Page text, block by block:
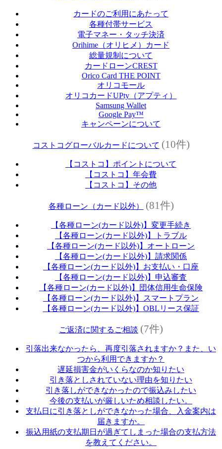
カードのご利用にあたって
各種付帯サービス
電子マネー・タッチ決済
Orihime（オリヒメ）カード
総量規制について
カードローンCREST
Orico Card THE POINT
オリコモール
オリコカードUPty（アプティ）
Samsung Wallet
Google Pay™
キャンペーンについて
コストコグローバルカードについて (10件)
【コストコ】ポイントについて
【コストコ】年会費
【コストコ】その他
各種ローン（カード以外） (81件)
【各種ローン(カード以外)】変更手続き
【各種ローン(カード以外)】トラブル
【各種ローン(カード以外)】オートローン
【各種ローン(カード以外)】請求関係
【各種ローン(カード以外)】お支払い・口座
【各種ローン(カード以外)】申込審査
【各種ローン(カード以外)】団体信用生命保険
【各種ローン(カード以外)】スマートプラン
【各種ローン(カード以外)】OBLリース保証
ご返済に関するご相談 (7件)
引落出来なかったら、再度引落されますか？また、い
つから利用できますか？
遅延損害金がいくらなのか知りたい
引き落としされていない理由を知りたい
引き落しができなかったので振込みしたい
今後の支払いが厳しいため相談したい。
支払日に引き落としができなかった場合、入金案内は
届きますか。
振込用紙の支払期日が過ぎてしまった場合の支払方法
を教えてください。